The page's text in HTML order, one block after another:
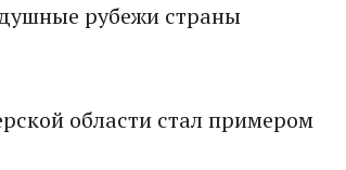
рубежи страны
области стал примером